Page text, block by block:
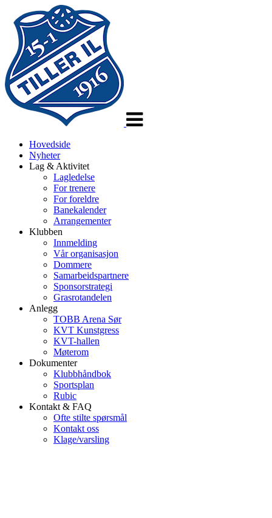
Hovedside
Nyheter
Lag & Aktivitet
Lagledelse
For trenere
For foreldre
Banekalender
Arrangementer
Klubben
Innmelding
Vår organisasjon
Dommere
Samarbeidspartnere
Sponsorstrategi
Grasrotandelen
Anlegg
TOBB Arena Sør
KVT Kunstgress
KVT-hallen
Møterom
Dokumenter
Klubbhåndbok
Sportsplan
Rubic
Kontakt & FAQ
Ofte stilte spørsmål
Kontakt oss
Klage/varsling